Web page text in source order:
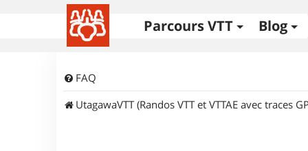
Parcours VTT Blog
FAQ
UtagawaVTT (Randos VTT et VTTAE avec traces